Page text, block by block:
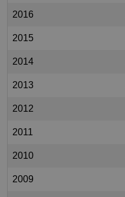
2016
2015
2014
2013
2012
2011
2010
2009